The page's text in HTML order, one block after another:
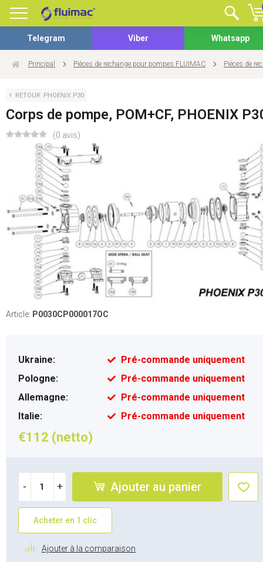
Telegram Viber Whatsapp
Principal Pièces de rechange pour pompes FLUIMAC Pièces de
RETOUR: PHOENIX P30
Corps de pompe, POM+CF, PHOENIX
(0 avis)
Article: P0030CP000017OC
Ukraine:
Pré-commande uniquement
Pologne:
Pré-commande uniquement
Allemagne:
Pré-commande uniquement
Italie:
Pré-commande uniquement
€112 (netto)
- + Ajouter au panier
Acheter en 1 clic
Ajouter à la comparaison